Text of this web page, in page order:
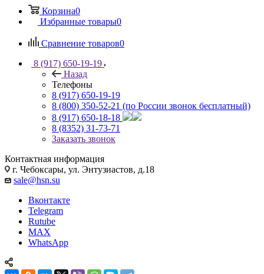
Корзина0
Избранные товары0
Сравнение товаров0
8 (917) 650-19-19
Назад
Телефоны
8 (917) 650-19-19
8 (800) 350-52-21 (по России звонок бесплатный)
8 (917) 650-18-18
8 (8352) 31-73-71
Заказать звонок
Контактная информация
г. Чебоксары, ул. Энтузиастов, д.18
sale@hsn.su
Вконтакте
Telegram
Rutube
MAX
WhatsApp